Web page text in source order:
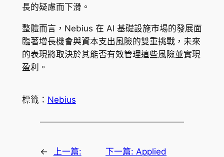
長的疑慮而下滑。
整體而言，Nebius 在 AI 基礎設施市場的發展面
臨著增長機會與資本支出風險的雙重挑戰，未來
的表現將取決於其能否有效管理這些風險並實現
盈利。
標籤： Nebius
←
上一篇:
下一篇: Applied